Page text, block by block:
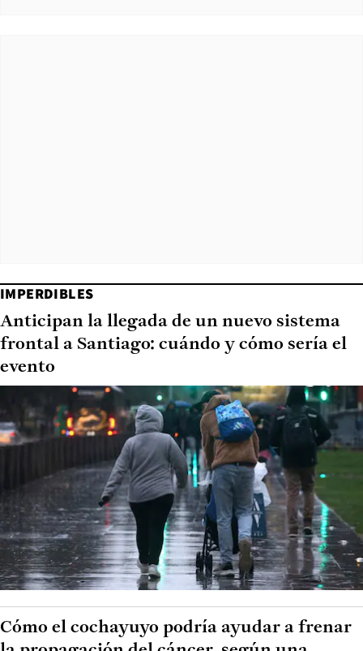
IMPERDIBLES
Anticipan la llegada de un nuevo sistema
frontal a Santiago: cuándo y cómo sería el
evento
Cómo el cochayuyo podría ayudar a frenar